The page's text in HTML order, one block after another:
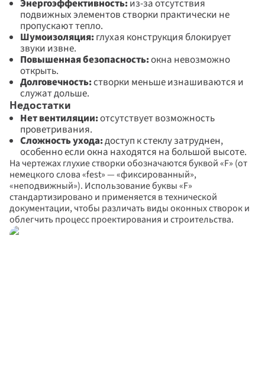
Энергоэффективность: из-за отсутствия
подвижных элементов створки практически не
пропускают тепло.
Шумоизоляция: глухая конструкция блокирует
звуки извне.
Повышенная безопасность: окна невозможно
открыть.
Долговечность: створки меньше изнашиваются и
служат дольше.
Недостатки
Нет вентиляции: отсутствует возможность
проветривания.
Сложность ухода: доступ к стеклу затруднен,
особенно если окна находятся на большой высоте.
На чертежах глухие створки обозначаются буквой «F» (от
немецкого слова «fest» — «фиксированный»,
«неподвижный»). Использование буквы «F»
стандартизировано и применяется в технической
документации, чтобы различать виды оконных створок и
облегчить процесс проектирования и строительства.